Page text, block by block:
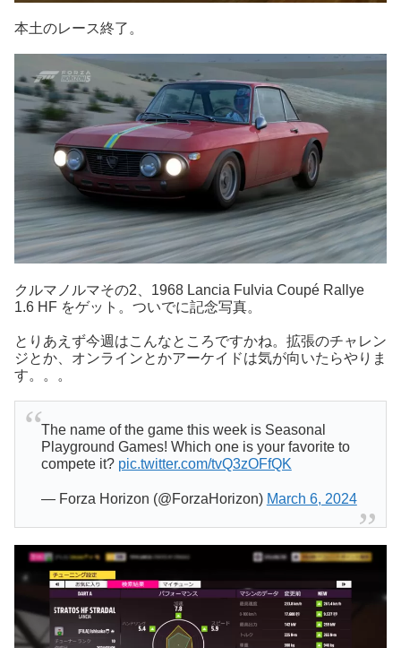
本土のレース終了。
クルマノルマその2、1968 Lancia Fulvia Coupé Rallye
1.6 HF をゲット。ついでに記念写真。
とりあえず今週はこんなところですかね。拡張のチャレン
ジとか、オンラインとかアーケイドは気が向いたらやりま
す。。。
The name of the game this week is Seasonal
Playground Games! Which one is your favorite to
compete it? pic.twitter.com/tvQ3zOFfQK
— Forza Horizon (@ForzaHorizon) March 6, 2024